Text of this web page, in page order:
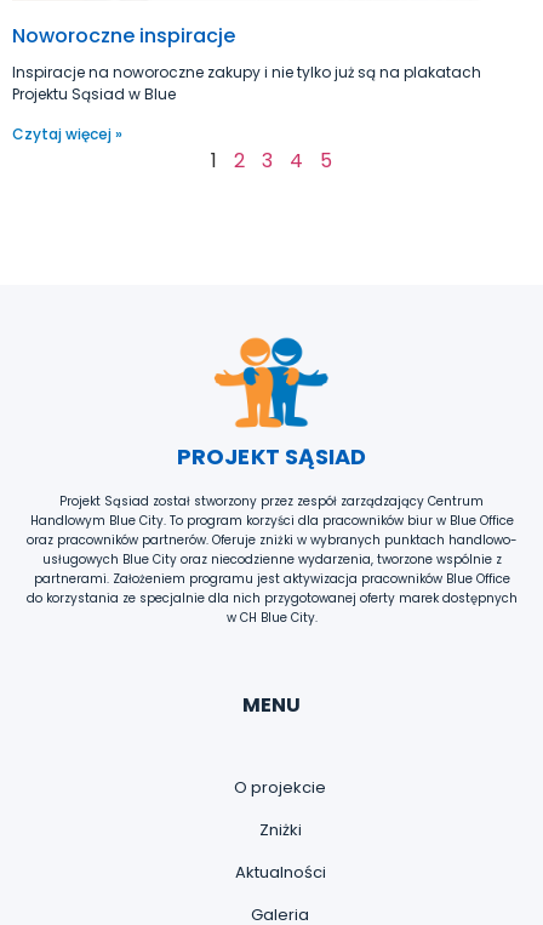
Noworoczne inspiracje
Inspiracje na noworoczne zakupy i nie tylko już są na plakatach
Projektu Sąsiad w Blue
Czytaj więcej »
1 2 3 4 5
PROJEKT SĄSIAD
Projekt Sąsiad został stworzony przez zespół zarządzający Centrum
Handlowym Blue City. To program korzyści dla pracowników biur w Blue Office
oraz pracowników partnerów. Oferuje zniżki w wybranych punktach handlowo-
usługowych Blue City oraz niecodzienne wydarzenia, tworzone wspólnie z
partnerami. Założeniem programu jest aktywizacja pracowników Blue Office
do korzystania ze specjalnie dla nich przygotowanej oferty marek dostępnych
w CH Blue City.
MENU
O projekcie
Zniżki
Aktualności
Galeria